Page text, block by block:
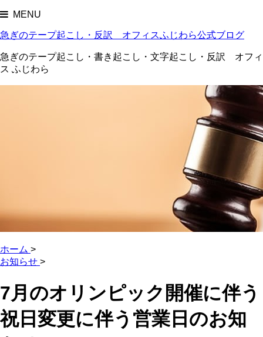
MENU
急ぎのテープ起こし・反訳 オフィスふじわら公式ブログ
急ぎのテープ起こし・書き起こし・文字起こし・反訳 オフィ
ス ふじわら
ホーム >
お知らせ >
7月のオリンピック開催に伴う
祝日変更に伴う営業日のお知